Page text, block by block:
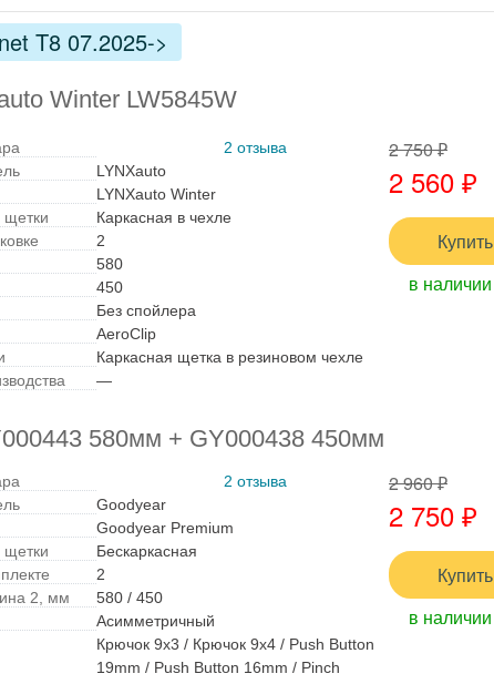
T8 07.2025->
Winter LW5845W
2 отзыва
LYNXauto
LYNXauto Winter
щетки
Каркасная в чехле
2
580
450
Без спойлера
AeroClip
Каркасная щетка в резиновом чехле
—
2 750 ₽
2 560 ₽
Купить
в наличии
580мм + GY000438 450мм
2 отзыва
Goodyear
Goodyear Premium
щетки
Бескаркасная
2
2, мм
580 / 450
Асимметричный
Крючок 9x3 / Крючок 9x4 / Push Button
19mm / Push Button 16mm / Pinch
2 960 ₽
2 750 ₽
Купить
в наличии